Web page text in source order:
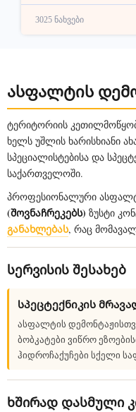
პროფესიონალური
მრავალწლიანი
ნაწილობრივ
კონსტრუქციების
გატანასა და
გასუფთავებას. ჩვენი
ასრულებს როგორც
ხელით შესასრულებელ
განსაკუთრებული
3025 ნახვები
ასფალტის
ტერიტორიის
ხელს უშლის ხარისხიანი
სპეციალისტებისა და
საქართველოში.
პროფესიონალური
(შოვნაჩრეკებს) ზუსტი
განახლებას, რაც
სერვისის შესახებ
სპეცტექნიკის
ასფალტის
ბობკატები ვიწრო
ჰიდროჩაქუჩები სქელი
ხშირად დასმული